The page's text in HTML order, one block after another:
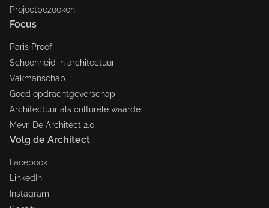
Projectbezoeken
Focus
Paris Proof
Schoonheid in architectuur
Vakmanschap
Goed opdrachtgeverschap
Architectuur als culturele waarde
Mevr. De Architect 2.0
Volg de Architect
Facebook
LinkedIn
Instagram